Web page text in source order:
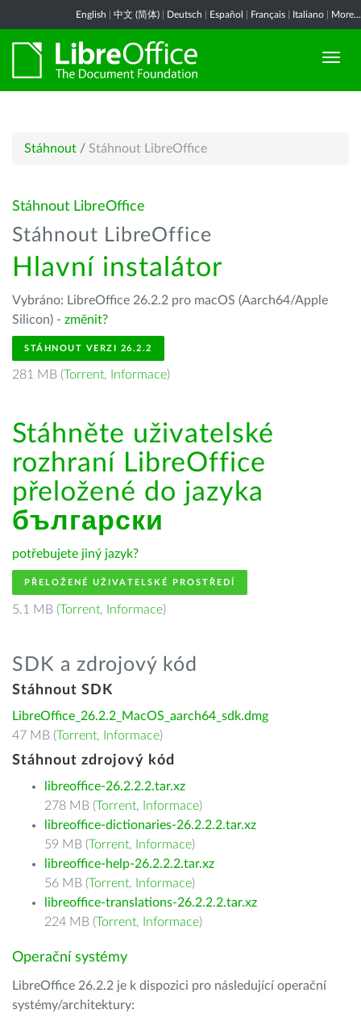
English 中文 (简体) Deutsch Español Français Italiano More...
Stáhnout / Stáhnout LibreOffice
Stáhnout LibreOffice
Stáhnout LibreOffice
Hlavní instalátor
Vybráno: LibreOffice 26.2.2 pro macOS (Aarch64/Apple
Silicon) - změnit?
STÁHNOUT VERZI 26.2.2
281 MB (Torrent, Informace)
Stáhněte uživatelské
rozhraní LibreOffice
přeložené do jazyka
български
potřebujete jiný jazyk?
PŘELOŽENÉ UŽIVATELSKÉ PROSTŘEDÍ
5.1 MB (Torrent, Informace)
SDK a zdrojový kód
Stáhnout SDK
LibreOffice_26.2.2_MacOS_aarch64_sdk.dmg
47 MB (Torrent, Informace)
Stáhnout zdrojový kód
libreoffice-26.2.2.2.tar.xz
278 MB (Torrent, Informace)
libreoffice-dictionaries-26.2.2.2.tar.xz
59 MB (Torrent, Informace)
libreoffice-help-26.2.2.2.tar.xz
56 MB (Torrent, Informace)
libreoffice-translations-26.2.2.2.tar.xz
224 MB (Torrent, Informace)
Operační systémy
LibreOffice 26.2.2 je k dispozici pro následující operační
systémy/architektury: